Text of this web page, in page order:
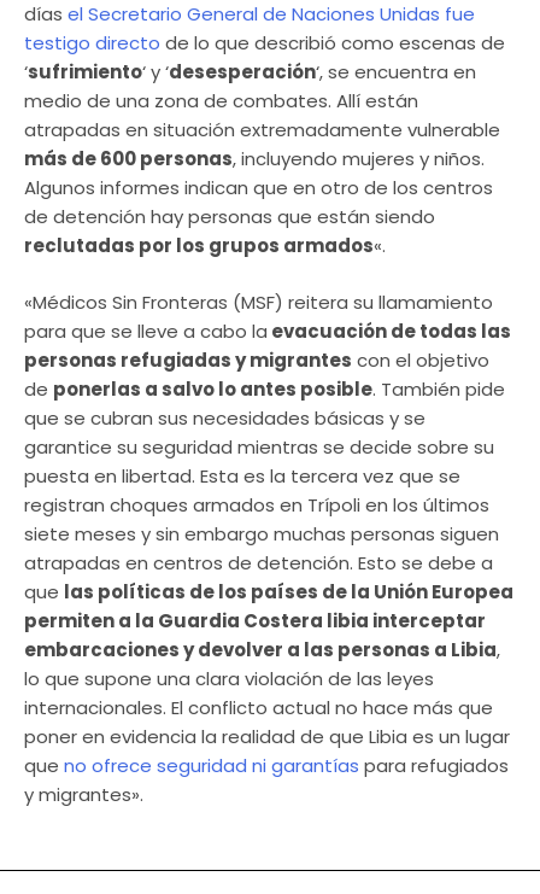
días el Secretario General de Naciones Unidas fue
testigo directo de lo que describió como escenas de
‘sufrimiento‘ y ‘desesperación‘, se encuentra en
medio de una zona de combates. Allí están
atrapadas en situación extremadamente vulnerable
más de 600 personas, incluyendo mujeres y niños.
Algunos informes indican que en otro de los centros
de detención hay personas que están siendo
reclutadas por los grupos armados«.
«Médicos Sin Fronteras (MSF) reitera su llamamiento
para que se lleve a cabo la evacuación de todas las
personas refugiadas y migrantes con el objetivo
de ponerlas a salvo lo antes posible. También pide
que se cubran sus necesidades básicas y se
garantice su seguridad mientras se decide sobre su
puesta en libertad. Esta es la tercera vez que se
registran choques armados en Trípoli en los últimos
siete meses y sin embargo muchas personas siguen
atrapadas en centros de detención. Esto se debe a
que las políticas de los países de la Unión Europea
permiten a la Guardia Costera libia interceptar
embarcaciones y devolver a las personas a Libia,
lo que supone una clara violación de las leyes
internacionales. El conflicto actual no hace más que
poner en evidencia la realidad de que Libia es un lugar
que no ofrece seguridad ni garantías para refugiados
y migrantes».